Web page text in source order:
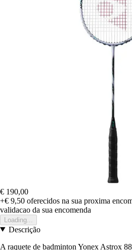
€ 190,00
+€ 9,50 oferecidos na sua proxima
validacao da sua encomenda
Loading...
Descrição
A raquete de badminton Yonex Astrox